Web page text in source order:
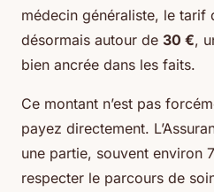
médecin généraliste, le tarif
désormais autour de 30 €,
bien ancrée dans les faits.
Ce montant n’est pas
payez directement.
une partie, souvent environ
respecter le parcours de